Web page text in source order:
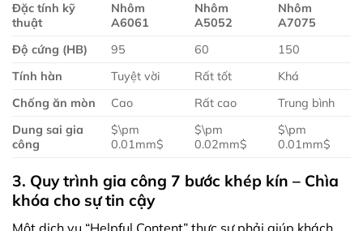
Đặc tính kỹ
thuật
Nhôm
A6061
Nhôm
A5052
Nhôm
A7075
Độ cứng (HB)
95 60
150
Tính hàn
Tuyệt vời Rất tốt
Khá
Chống ăn mòn
Cao Rất cao
Trung bình
Dung sai gia
công
$\pm
0.01mm$
$\pm
0.02mm$
$\pm
0.01mm$
3. Quy trình gia công 7 bước khép kín – Chìa
khóa cho sự tin cậy
Một dịch vụ “Helpful Content” thực sự phải giúp khách